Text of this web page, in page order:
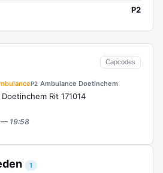
Capcodes
P2 Ambulance Doetinchem
Rit 171014
— 19:58
1
P2